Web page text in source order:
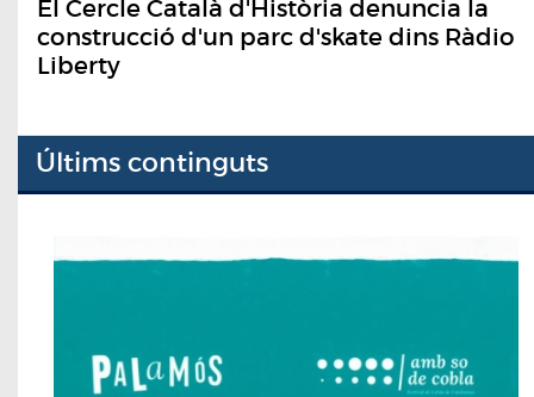
El Cercle Català d'Història denuncia la
construcció d'un parc d'skate dins Ràdio
Liberty
Últims continguts